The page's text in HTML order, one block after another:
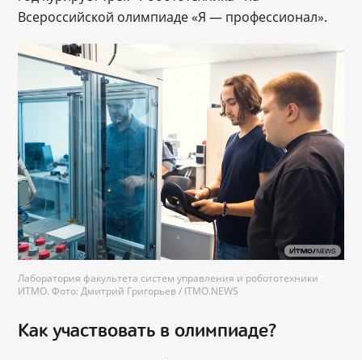
Всероссийской олимпиаде «Я ― профессионал».
Лаборатория факультета систем управления и робототехники
ИТМО. Фото: Дмитрий Григорьев / ITMO.NEWS
Как участвовать в олимпиаде?